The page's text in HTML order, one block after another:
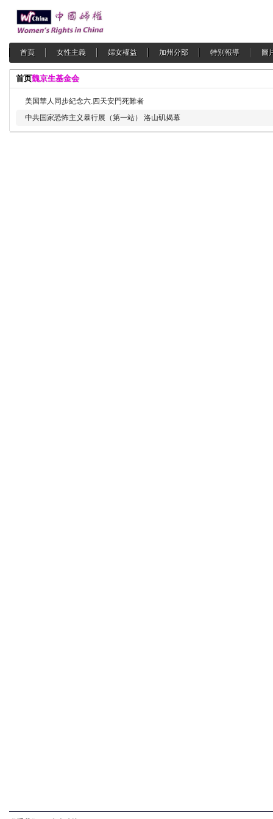
首頁 女性主義 婦女權益 加州分部 特別報導 圖
首页魏京生基金会
美国華人同步紀念六.四天安門死難者
中共国家恐怖主义暴行展（第一站） 洛山矶揭幕